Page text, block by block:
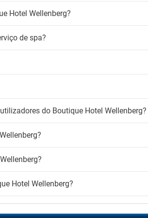
Zona para fumadores
Hotel Wellenberg?
de spa?
do Boutique Hotel Wellenberg?
Hotel Wellenberg?